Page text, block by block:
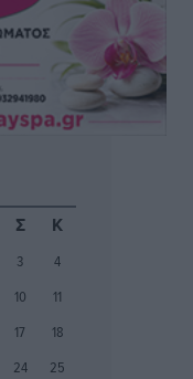
προϊσταμένων, τι
στο κάστρο
Σ Κ
3
4
10
11
17
18
24
25